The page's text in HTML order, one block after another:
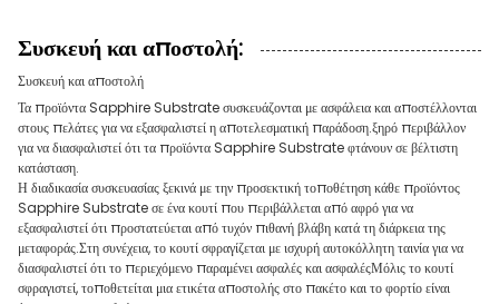
Συσκευή και αποστολή:
Συσκευή και αποστολή
Τα προϊόντα Sapphire Substrate συσκευάζονται με ασφάλεια και αποστέλλονται
στους πελάτες για να εξασφαλιστεί η αποτελεσματική παράδοση.ξηρό περιβάλλον
για να διασφαλιστεί ότι τα προϊόντα Sapphire Substrate φτάνουν σε βέλτιστη
κατάσταση.
Η διαδικασία συσκευασίας ξεκινά με την προσεκτική τοποθέτηση κάθε προϊόντος
Sapphire Substrate σε ένα κουτί που περιβάλλεται από αφρό για να
εξασφαλιστεί ότι προστατεύεται από τυχόν πιθανή βλάβη κατά τη διάρκεια της
μεταφοράς.Στη συνέχεια, το κουτί σφραγίζεται με ισχυρή αυτοκόλλητη ταινία για να
διασφαλιστεί ότι το περιεχόμενο παραμένει ασφαλές και ασφαλέςΜόλις το κουτί
σφραγιστεί, τοποθετείται μια ετικέτα αποστολής στο πακέτο και το φορτίο είναι